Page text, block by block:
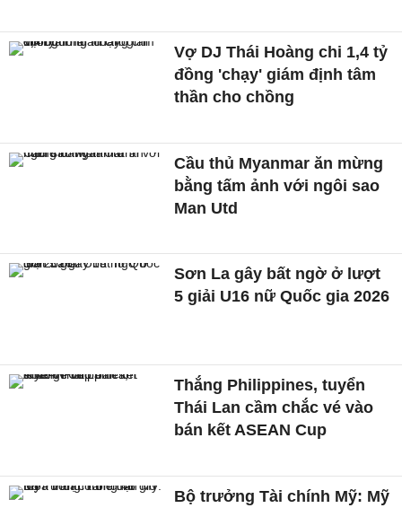
Vợ DJ Thái Hoàng chi 1,4 tỷ
đồng 'chạy' giám định tâm
thần cho chồng
Cầu thủ Myanmar ăn mừng
bằng tấm ảnh với ngôi sao
Man Utd
Sơn La gây bất ngờ ở lượt
5 giải U16 nữ Quốc gia 2026
Thắng Philippines, tuyển
Thái Lan cầm chắc vé vào
bán kết ASEAN Cup
Bộ trưởng Tài chính Mỹ: Mỹ